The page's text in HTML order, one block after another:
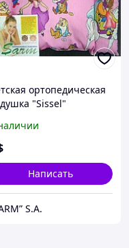
ортопедическая
"Sissel"
Написать
S.A.